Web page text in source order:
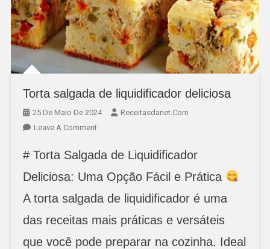
Torta salgada de liquidificador deliciosa
25 De Maio De 2024
Receitasdanet.com
Leave A CommentOn
Salgada
Liquidificador
Deliciosa
# Torta Salgada de Liquidificador
Deliciosa: Uma Opção Fácil e Prática
A torta salgada de liquidificador é uma
das receitas mais práticas e versáteis
que você pode preparar na cozinha. Ideal